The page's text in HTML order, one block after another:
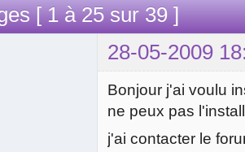
[ 1 à 25 sur 39 ]
28-05-2009
Bonjour j'ai voulu
ne peux pas
j'ai contacter le